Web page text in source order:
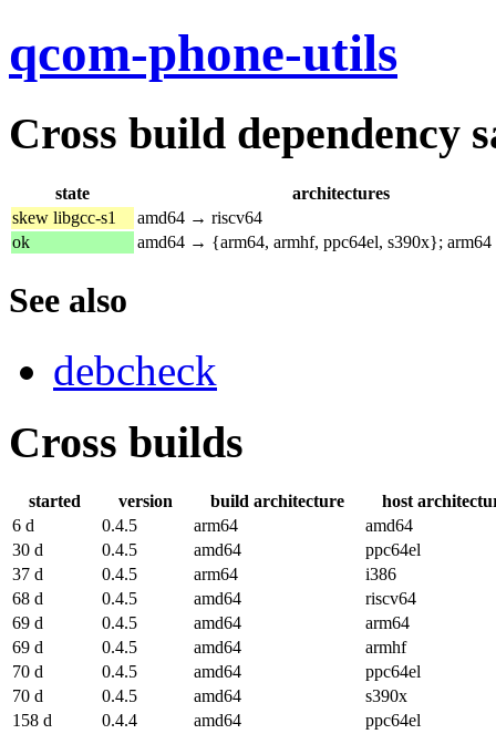
qcom-phone-utils
Cross build dependency
state
architectures
skew libgcc-s1
amd64 → riscv64
ok
amd64 → {arm64, armhf, ppc64el, s390x};
See also
debcheck
Cross builds
started version build architecture
host
6 d
0.4.5 arm64
amd64
30 d
0.4.5 amd64
ppc64el
37 d
0.4.5 arm64
i386
68 d
0.4.5 amd64
riscv64
69 d
0.4.5 amd64
arm64
69 d
0.4.5 amd64
armhf
70 d
0.4.5 amd64
ppc64el
70 d
0.4.5 amd64
s390x
158 d
0.4.4 amd64
ppc64el